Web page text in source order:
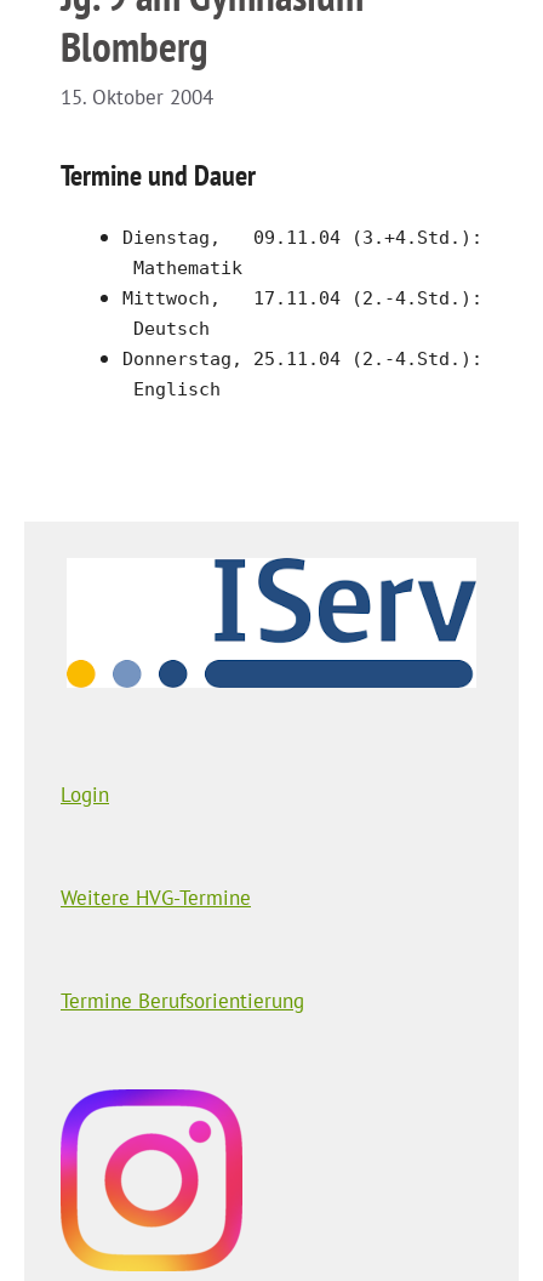
Blomberg
15. Oktober 2004
Termine und Dauer
Dienstag, 09.11.04 (3.+4.Std.):
Mathematik
Mittwoch, 17.11.04 (2.-4.Std.):
Deutsch
Donnerstag, 25.11.04 (2.-4.Std.):
Englisch
Login
Weitere HVG-Termine
Termine Berufsorientierung